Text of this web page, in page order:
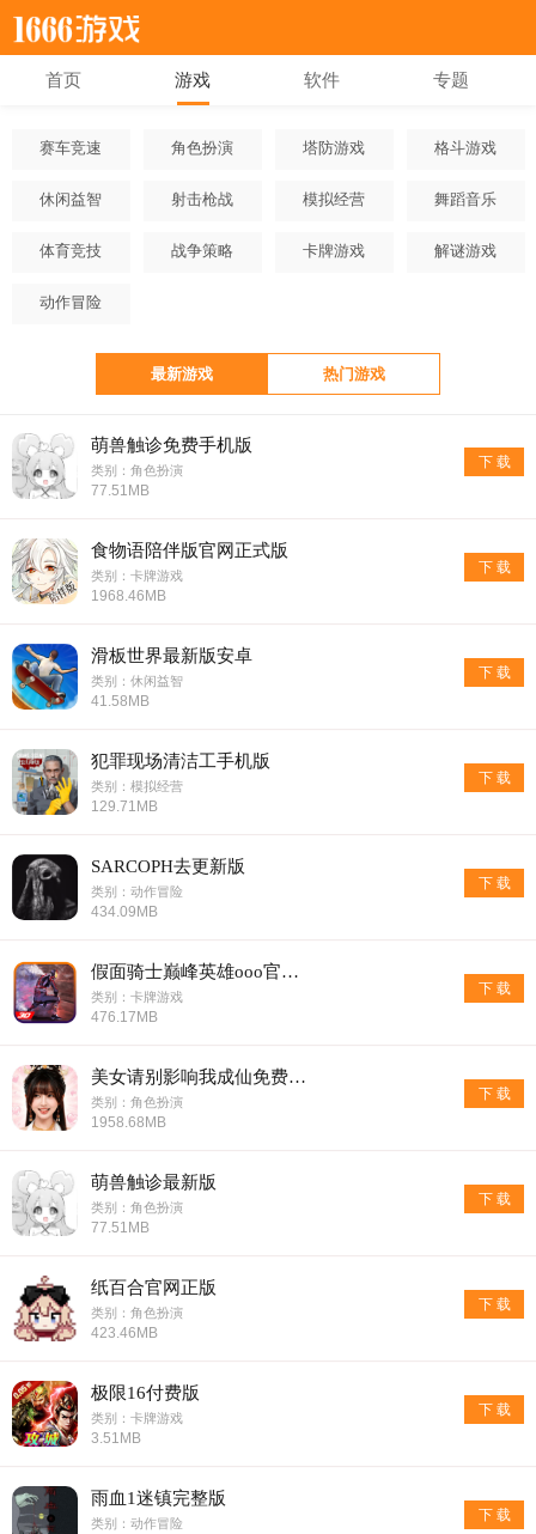
首页 游戏 软件 专题
赛车竞速 角色扮演 塔防游戏 格斗游戏
休闲益智 射击枪战 模拟经营 舞蹈音乐
体育竞技 战争策略 卡牌游戏 解谜游戏
动作冒险
最新游戏 热门游戏
萌兽触诊免费手机版
类别：角色扮演
77.51MB
下 载
食物语陪伴版官网正式版
类别：卡牌游戏
1968.46MB
下 载
滑板世界最新版安卓
类别：休闲益智
41.58MB
下 载
犯罪现场清洁工手机版
类别：模拟经营
129.71MB
下 载
SARCOPH去更新版
类别：动作冒险
434.09MB
下 载
假面骑士巅峰英雄ooo官网最新版
类别：卡牌游戏
476.17MB
下 载
美女请别影响我成仙免费版安卓
类别：角色扮演
1958.68MB
下 载
萌兽触诊最新版
类别：角色扮演
77.51MB
下 载
纸百合官网正版
类别：角色扮演
423.46MB
下 载
极限16付费版
类别：卡牌游戏
3.51MB
下 载
雨血1迷镇完整版
类别：动作冒险 下 载